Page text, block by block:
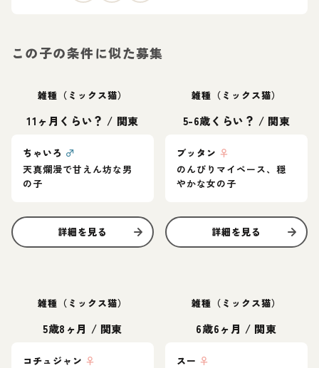
この子の条件に似た募集
雑種（ミックス猫）
11ヶ月くらい？ / 関東
ちゃいろ ♂
天真爛漫で甘えん坊な男
の子
詳細を見る
雑種（ミックス猫）
5-6歳くらい？ / 関東
ブッタン ♀
のんびりマイペース、穏
やかな女の子
詳細を見る
雑種（ミックス猫）
5歳8ヶ月 / 関東
コチュジャン ♀
雑種（ミックス猫）
6歳6ヶ月 / 関東
スー ♀